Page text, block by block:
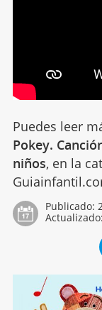
Puedes leer
Pokey.
niños, en la
Publicado:
Actualizado: